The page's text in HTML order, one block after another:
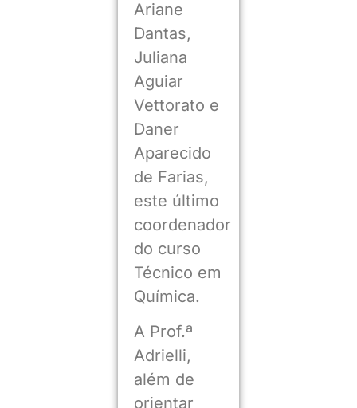
Ariane
Dantas,
Juliana
Aguiar
Vettorato e
Daner
Aparecido
de Farias,
este último
coordenador
do curso
Técnico em
Química.
A Prof.ª
Adrielli,
além de
orientar